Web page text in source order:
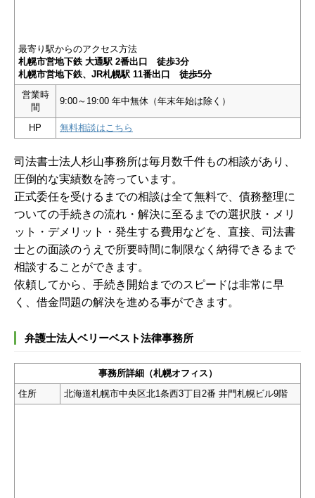
最寄り駅からのアクセス方法
札幌市営地下鉄 大通駅 2番出口 徒歩3分
札幌市営地下鉄、JR札幌駅 11番出口 徒歩5分
営業時
間
9:00～19:00 年中無休（年末年始は除く）
HP 無料相談はこちら
司法書士法人杉山事務所は毎月数千件もの相談があり、
圧倒的な実績数を誇っています。
正式委任を受けるまでの相談は全て無料で、債務整理に
ついての手続きの流れ・解決に至るまでの選択肢・メリ
ット・デメリット・発生する費用などを、直接、司法書
士との面談のうえで所要時間に制限なく納得できるまで
相談することができます。
依頼してから、手続き開始までのスピードは非常に早
く、借金問題の解決を進める事ができます。
弁護士法人ベリーベスト法律事務所
事務所詳細（札幌オフィス）
住所
北海道札幌市中央区北1条西3丁目2番 井門札幌ビル9階